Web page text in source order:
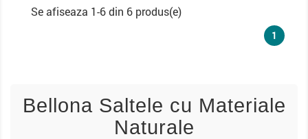
Se afiseaza 1-6 din 6 produs(e)
1
Bellona Saltele cu Materiale
Naturale